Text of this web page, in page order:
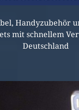
Handyzubehör
mit schnellem
Deutschland